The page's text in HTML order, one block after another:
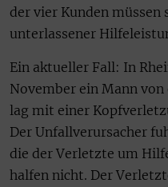
der vier Kunden müssen
unterlassener
Ein aktueller Fall: In
November ein Mann
lag mit einer
Der Unfallverursacher
die der Verletzte um
halfen nicht. Der